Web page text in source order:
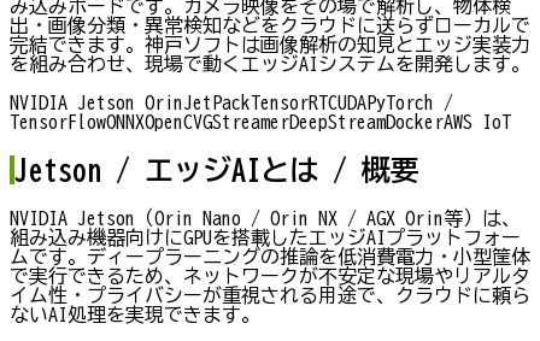
み込みボードです。カメラ映像をその場で解析し、物体検
出・画像分類・異常検知などをクラウドに送らずローカルで
完結できます。神戸ソフトは画像解析の知見とエッジ実装力
を組み合わせ、現場で動くエッジAIシステムを開発します。
NVIDIA Jetson OrinJetPackTensorRTCUDAPyTorch /
TensorFlowONNXOpenCVGStreamerDeepStreamDockerAWS IoT
Jetson / エッジAIとは / 概要
NVIDIA Jetson（Orin Nano / Orin NX / AGX Orin等）は、
組み込み機器向けにGPUを搭載したエッジAIプラットフォー
ムです。ディープラーニングの推論を低消費電力・小型筐体
で実行できるため、ネットワークが不安定な現場やリアルタ
イム性・プライバシーが重視される用途で、クラウドに頼ら
ないAI処理を実現できます。